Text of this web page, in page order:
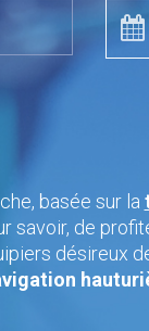
basée sur la
savoir, de
désireux